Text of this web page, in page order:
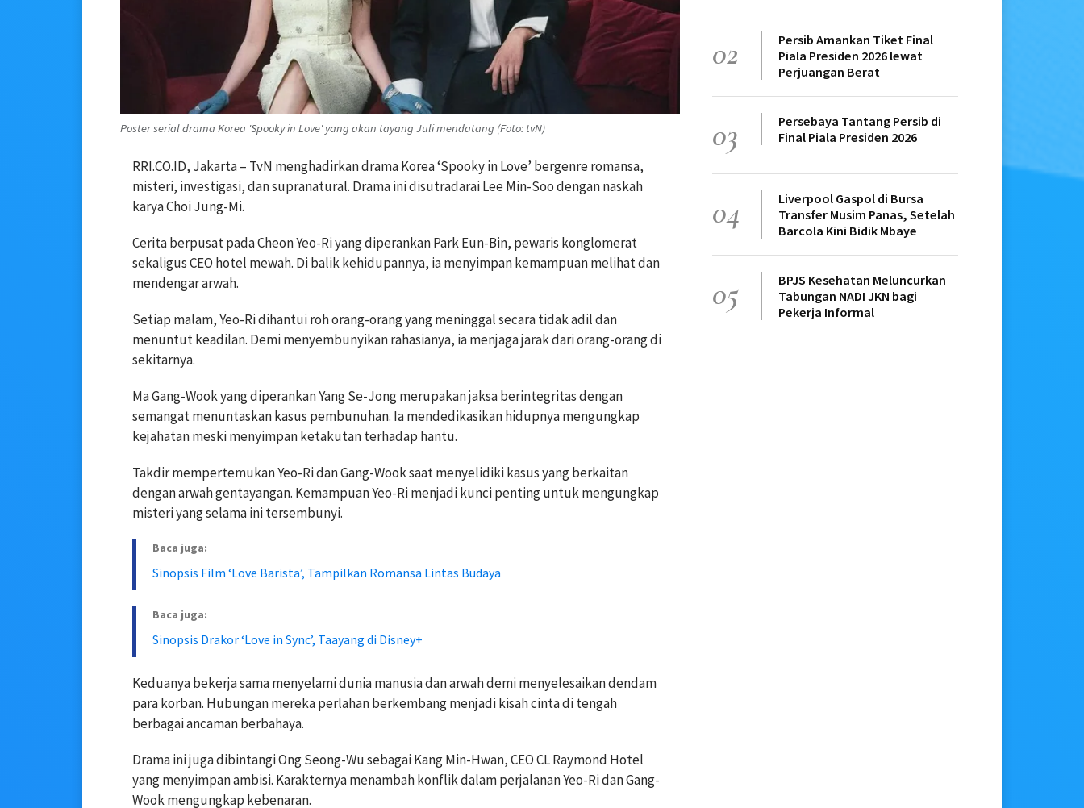
Poster serial drama Korea 'Spooky in Love' yang akan tayang Juli mendatang (Foto: tvN)
RRI.CO.ID, Jakarta – TvN menghadirkan drama Korea ‘Spooky in Love’ bergenre romansa,
misteri, investigasi, dan supranatural. Drama ini disutradarai Lee Min-Soo dengan naskah
karya Choi Jung-Mi.
Cerita berpusat pada Cheon Yeo-Ri yang diperankan Park Eun-Bin, pewaris konglomerat
sekaligus CEO hotel mewah. Di balik kehidupannya, ia menyimpan kemampuan melihat dan
mendengar arwah.
Setiap malam, Yeo-Ri dihantui roh orang-orang yang meninggal secara tidak adil dan
menuntut keadilan. Demi menyembunyikan rahasianya, ia menjaga jarak dari orang-orang di
sekitarnya.
Ma Gang-Wook yang diperankan Yang Se-Jong merupakan jaksa berintegritas dengan
semangat menuntaskan kasus pembunuhan. Ia mendedikasikan hidupnya mengungkap
kejahatan meski menyimpan ketakutan terhadap hantu.
Takdir mempertemukan Yeo-Ri dan Gang-Wook saat menyelidiki kasus yang berkaitan
dengan arwah gentayangan. Kemampuan Yeo-Ri menjadi kunci penting untuk mengungkap
misteri yang selama ini tersembunyi.
Baca juga:
Sinopsis Film ‘Love Barista’, Tampilkan Romansa Lintas Budaya
Baca juga:
Sinopsis Drakor ‘Love in Sync’, Taayang di Disney+
Keduanya bekerja sama menyelami dunia manusia dan arwah demi menyelesaikan dendam
para korban. Hubungan mereka perlahan berkembang menjadi kisah cinta di tengah
berbagai ancaman berbahaya.
Drama ini juga dibintangi Ong Seong-Wu sebagai Kang Min-Hwan, CEO CL Raymond Hotel
yang menyimpan ambisi. Karakternya menambah konflik dalam perjalanan Yeo-Ri dan Gang-
Wook mengungkap kebenaran.
02
Persib Amankan Tiket Final
Piala Presiden 2026 lewat
Perjuangan Berat
03
Persebaya Tantang Persib di
Final Piala Presiden 2026
04
Liverpool Gaspol di Bursa
Transfer Musim Panas, Setelah
Barcola Kini Bidik Mbaye
05
BPJS Kesehatan Meluncurkan
Tabungan NADI JKN bagi
Pekerja Informal